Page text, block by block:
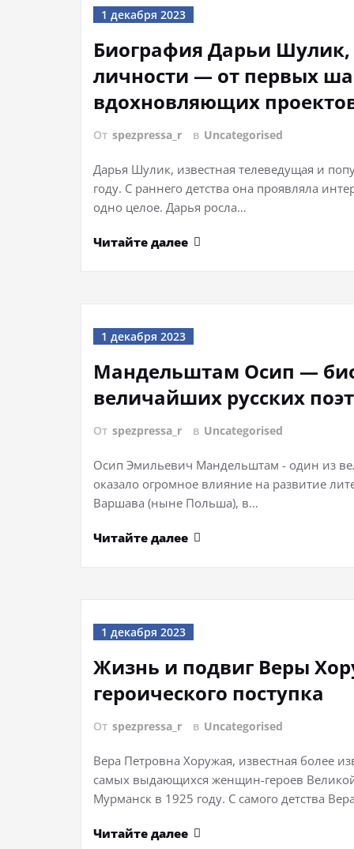
1 декабря 2023
Биография Дарьи
личности — от первых
вдохновляющих
От spezpressa_r в Uncategorised
Дарья Шулик, известная телеведущая и
году. С раннего детства она проявляла
одно целое. Дарья росла…
Читайте далее
1 декабря 2023
Мандельштам Осип —
величайших русских
От spezpressa_r в Uncategorised
Осип Эмильевич Мандельштам - один из
оказало огромное влияние на развитие
Варшава (ныне Польша), в…
Читайте далее
1 декабря 2023
Жизнь и подвиг Веры
героического поступка
От spezpressa_r в Uncategorised
Вера Петровна Хоружая, известная более
самых выдающихся женщин-героев
Мурманск в 1925 году. С самого детства
Читайте далее